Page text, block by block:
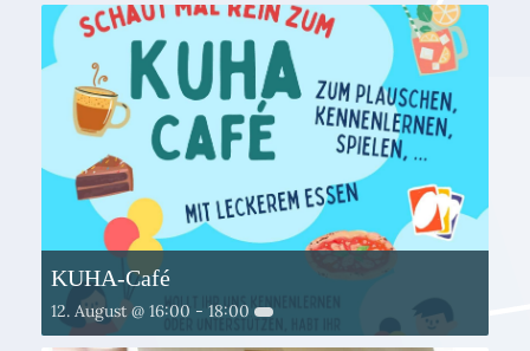
KUHA-Café
12. August @ 16:00 - 18:00